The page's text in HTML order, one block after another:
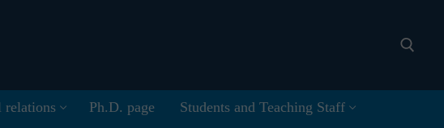
Search for:
relations Ph.D. page Students and Teaching Staff